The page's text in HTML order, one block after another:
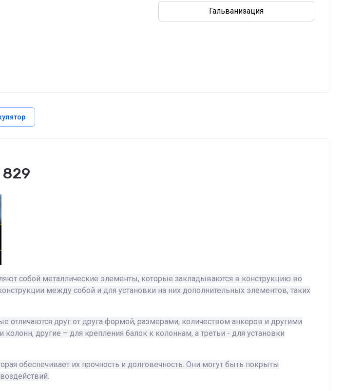
Гальванизация
собой металлические элементы, которые закладываются в конструкцию во
между собой и для установки на них дополнительных элементов, таких
друг от друга формой, размерами, количеством анкеров и другими
другие – для крепления балок к колоннам, а третьи - для установки
обеспечивает их прочность и долговечность. Они могут быть покрыты